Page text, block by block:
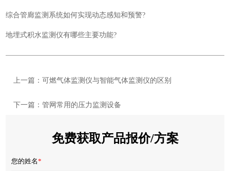
综合管廊监测系统如何实现动态感知和预警?
地埋式积水监测仪有哪些主要功能?
上一篇：可燃气体监测仪与智能气体监测仪的区别
下一篇：管网常用的压力监测设备
免费获取产品报价/方案
您的姓名*